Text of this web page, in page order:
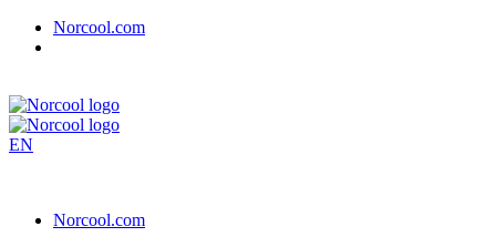
Norcool.com
EN
Norcool.com